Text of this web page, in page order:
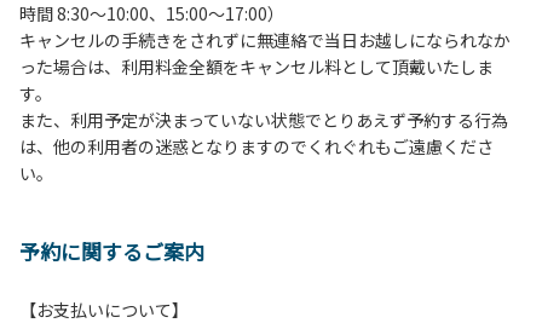
続きを行ってください。午後5時過ぎにお越しの方は、翌朝
手続きを行ってください。
４、車両は、荷物の積み下ろし時以外は、駐車場にとめてく
ださい。
５、チェックアウトは、午前10時まで（日帰り使用の場合は
午後5時まで）です。チェックインの手続きを行っていない
方や使用人数が増えた場合は、必ず手続きを行ってくださ
ら午前10時までの間にゴミステーションに出してください。
は、お持ち帰りをお願いします。
時間 8:30～10:00、15:00～17:00）
キャンセルの手続きをされずに無連絡で当日お越しになられなか
った場合は、利用料金全額をキャンセル料として頂戴いたしま
す。
また、利用予定が決まっていない状態でとりあえず予約する行為
は、他の利用者の迷惑となりますのでくれぐれもご遠慮くださ
い。
予約に関するご案内
【お支払いについて】